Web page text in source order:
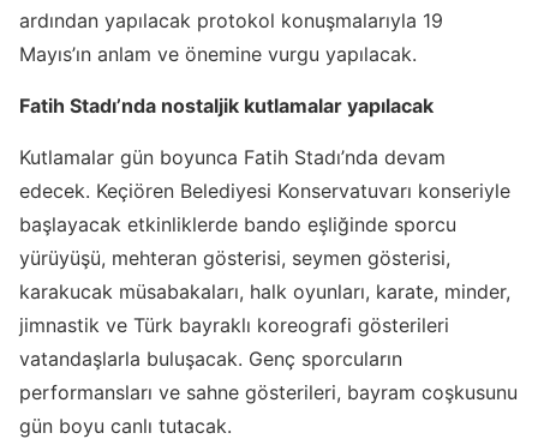
ardından yapılacak protokol konuşmalarıyla 19
Mayıs’ın anlam ve önemine vurgu yapılacak.
Fatih Stadı’nda nostaljik kutlamalar yapılacak
Kutlamalar gün boyunca Fatih Stadı’nda devam
edecek. Keçiören Belediyesi Konservatuvarı konseriyle
başlayacak etkinliklerde bando eşliğinde sporcu
yürüyüşü, mehteran gösterisi, seymen gösterisi,
karakucak müsabakaları, halk oyunları, karate, minder,
jimnastik ve Türk bayraklı koreografi gösterileri
vatandaşlarla buluşacak. Genç sporcuların
performansları ve sahne gösterileri, bayram coşkusunu
gün boyu canlı tutacak.